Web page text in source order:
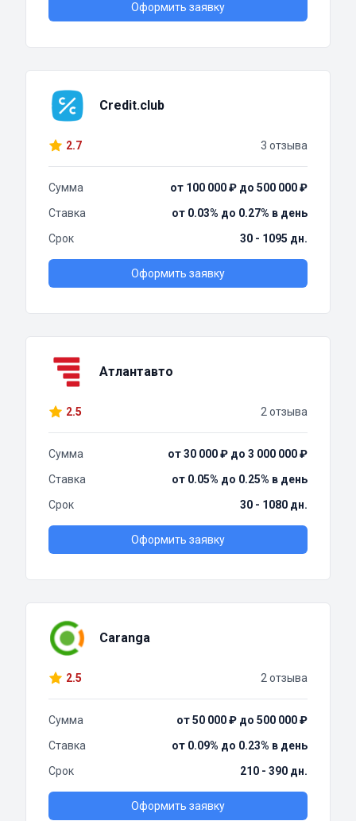
Оформить заявку
Credit.club
2.7 3 отзыва
Сумма
от 100 000 ₽ до 500 000 ₽
Ставка
от 0.03% до 0.27% в день
Срок
30 - 1095 дн.
Оформить заявку
Атлантавто
2.5 2 отзыва
Сумма
от 30 000 ₽ до 3 000 000 ₽
Ставка
от 0.05% до 0.25% в день
Срок
30 - 1080 дн.
Оформить заявку
Caranga
2.5 2 отзыва
Сумма
от 50 000 ₽ до 500 000 ₽
Ставка
от 0.09% до 0.23% в день
Срок
210 - 390 дн.
Оформить заявку